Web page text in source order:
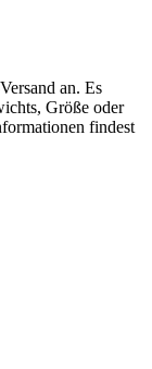
an. Es
Größe oder
findest